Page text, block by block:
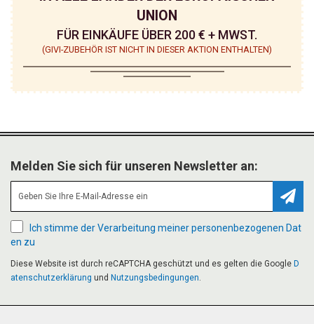
UNION
FÜR EINKÄUFE ÜBER 200 € + MWST.
(GIVI-ZUBEHÖR IST NICHT IN DIESER AKTION ENTHALTEN)
Melden Sie sich für unseren Newsletter an:
Ich stimme der Verarbeitung meiner personenbezogenen Dat
en zu
Diese Website ist durch reCAPTCHA geschützt und es gelten die Google D
atenschutzerklärung und Nutzungsbedingungen.